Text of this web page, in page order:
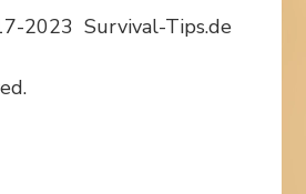
2023 Survival-Tips.de